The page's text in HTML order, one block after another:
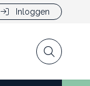
Inloggen